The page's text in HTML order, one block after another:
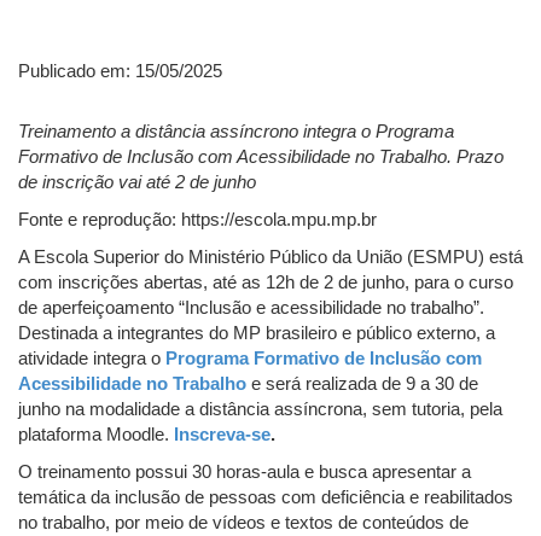
Publicado em: 15/05/2025
Treinamento a distância assíncrono integra o Programa
Formativo de Inclusão com Acessibilidade no Trabalho. Prazo
de inscrição vai até 2 de junho
Fonte e reprodução: https://escola.mpu.mp.br
A Escola Superior do Ministério Público da União (ESMPU) está
com inscrições abertas, até as 12h de 2 de junho, para o curso
de aperfeiçoamento “Inclusão e acessibilidade no trabalho”.
Destinada a integrantes do MP brasileiro e público externo, a
atividade integra o Programa Formativo de Inclusão com
Acessibilidade no Trabalho e será realizada de 9 a 30 de
junho na modalidade a distância assíncrona, sem tutoria, pela
plataforma Moodle. Inscreva-se.
O treinamento possui 30 horas-aula e busca apresentar a
temática da inclusão de pessoas com deficiência e reabilitados
no trabalho, por meio de vídeos e textos de conteúdos de